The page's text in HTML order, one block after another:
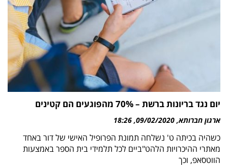
יום נגד בריונות ברשת – 70% מהפוגעים הם קטינים
ארגון חברותא 09/02/2020
18:26
כשהיה בכיתה ט' נשלחה תמונת הפרופיל האישי של דור באחד
מאתרי ההיכרויות הלהט"ביים לכל תלמידי בית הספר באמצעות
הווטסאפ, וכך